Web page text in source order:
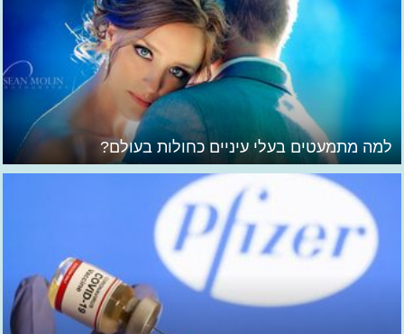
למה מתמעטים בעלי עיניים כחולות בעולם?